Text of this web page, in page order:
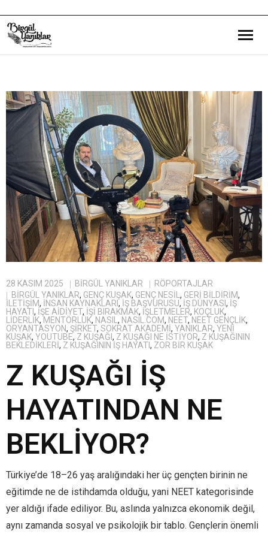
Eğitim Yazılarım
Gezi ve Kültür Yazılarım
Röportajlarım
Destek Olduğum Projeler
Yürüttüğüm Projeler
28 KASIM 2025 BIRGÜL YANIKLAR
RÖPORTAJLAR
BİRGÜL YANIKLAR, GENÇ KUŞAK, GENÇ NESIL, GERI BILDIRIM,
ILETIŞIM, INSAN KAYNAKLARI , IŞ BAŞVURUSU, IŞ DÜNYASI , IŞ
HAYATI , IŞE AIDIYET, IŞI BIRAKMAK, IŞLETMELER, KOÇLUK,
LIDERLIK, MENTÖRLÜK, NASIL, NASIL.COM, NEET, NEET GENÇLIK,
ORYANTASYON, ŞIRKET, SOKRAT AKADEMI, YANIKLAR, YENI
KUŞAK, YOUTUBE, Z KUŞAĞI , Z KUŞAĞI NE ISTIYOR, Z KUŞAĞININ
BEKLEDIKLERI, Z KUŞAĞININ IŞ HAYATI , ZOR BIR KUŞAK
Z KUŞAĞI İŞ
HAYATINDAN NE
BEKLİYOR?
Türkiye’de 18–26 yaş aralığındaki her üç gençten birinin ne
eğitimde ne de istihdamda olduğu, yani NEET kategorisinde
yer aldığı ifade ediliyor. Bu, aslında yalnızca ekonomik değil,
aynı zamanda sosyal ve psikolojik bir tablo. Gençlerin önemli